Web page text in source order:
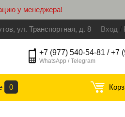
у менеджера!
ул. Транспортная, д. 8 Вход /
+7 (977) 540-54-81 / +7
WhatsApp / Telegram
0